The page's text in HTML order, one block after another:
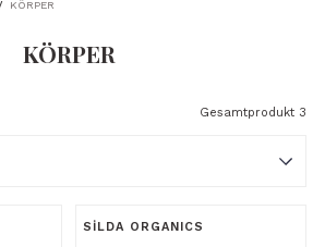
KÖRPER
KÖRPER
Gesamtprodukt 3
SİLDA ORGANICS